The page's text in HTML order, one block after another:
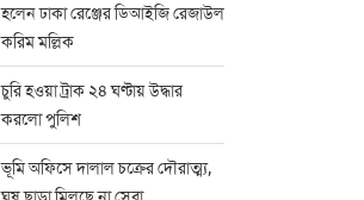
হলেন ঢাকা রেঞ্জের ডিআইজি রেজাউল
করিম মল্লিক
চুরি হওয়া ট্রাক ২৪ ঘণ্টায় উদ্ধার
করলো পুলিশ
ভূমি অফিসে দালাল চক্রের দৌরাত্ম্য,